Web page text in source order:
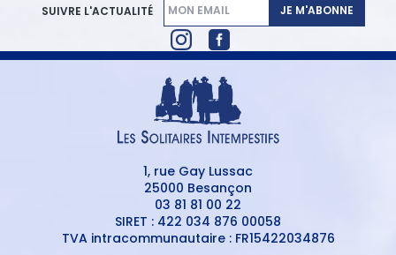
SUIVRE L'ACTUALITÉ JE M'ABONNE
1, rue Gay Lussac
25000 Besançon
03 81 81 00 22
SIRET : 422 034 876 00058
TVA intracommunautaire : FR15422034876